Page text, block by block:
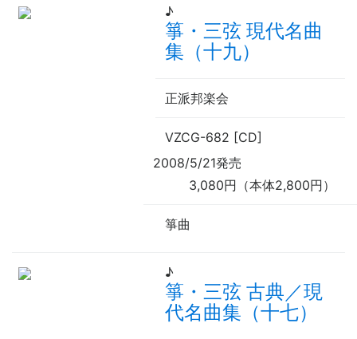
♪
箏・三弦 現代名曲
集（十九）
正派邦楽会
VZCG-682 [CD]
2008/5/21発売
3,080円（本体2,800円）
箏曲
♪
箏・三弦 古典／現
代名曲集（十七）